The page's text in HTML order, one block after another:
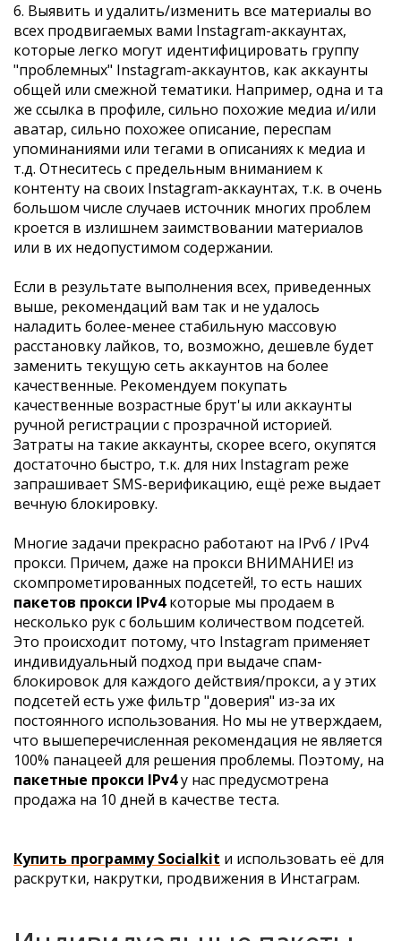
6. Выявить и удалить/изменить все материалы во
всех продвигаемых вами Instagram-аккаунтах,
которые легко могут идентифицировать группу
"проблемных" Instagram-аккаунтов, как аккаунты
общей или смежной тематики. Например, одна и та
же ссылка в профиле, сильно похожие медиа и/или
аватар, сильно похожее описание, переспам
упоминаниями или тегами в описаниях к медиа и
т.д. Отнеситесь с предельным вниманием к
контенту на своих Instagram-аккаунтах, т.к. в очень
большом числе случаев источник многих проблем
кроется в излишнем заимствовании материалов
или в их недопустимом содержании.
Если в результате выполнения всех, приведенных
выше, рекомендаций вам так и не удалось
наладить более-менее стабильную массовую
расстановку лайков, то, возможно, дешевле будет
заменить текущую сеть аккаунтов на более
качественные. Рекомендуем покупать
качественные возрастные брут'ы или аккаунты
ручной регистрации с прозрачной историей.
Затраты на такие аккаунты, скорее всего, окупятся
достаточно быстро, т.к. для них Instagram реже
запрашивает SMS-верификацию, ещё реже выдает
вечную блокировку.
Многие задачи прекрасно работают на IPv6 / IPv4
прокси. Причем, даже на прокси ВНИМАНИЕ! из
скомпрометированных подсетей!, то есть наших
пакетов прокси IPv4которые мы продаем в
несколько рук с большим количеством подсетей.
Это происходит потому, что Instagram применяет
индивидуальный подход при выдаче спам-
блокировок для каждого действия/прокси, а у этих
подсетей есть уже фильтр "доверия" из-за их
постоянного использования. Но мы не утверждаем,
что вышеперечисленная рекомендация не является
100% панацеей для решения проблемы. Поэтому, на
пакетные прокси IPv4у нас предусмотрена
продажа на 10 дней в качестве теста.
Купить программу Socialkit и использовать её для
раскрутки, накрутки, продвижения в Инстаграм.